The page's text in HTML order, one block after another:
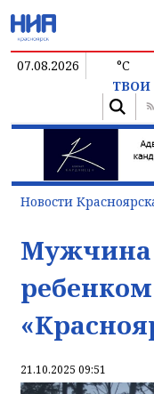
07.08.2026 °C
ТВОИ
Новости
Мужчина
21.10.2025 09:51